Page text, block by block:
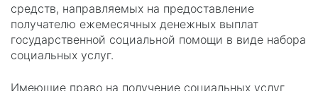
средств, направляемых на предоставление
получателю ежемесячных денежных выплат
государственной социальной помощи в виде набора
социальных услуг.
Имеющие право на получение социальных услуг